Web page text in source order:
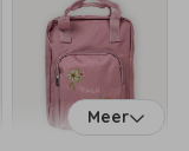
Meer